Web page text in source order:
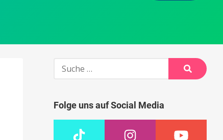
Suche
Suche
Folge uns auf Social Media